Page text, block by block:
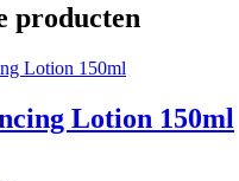
producten
Lotion 150ml